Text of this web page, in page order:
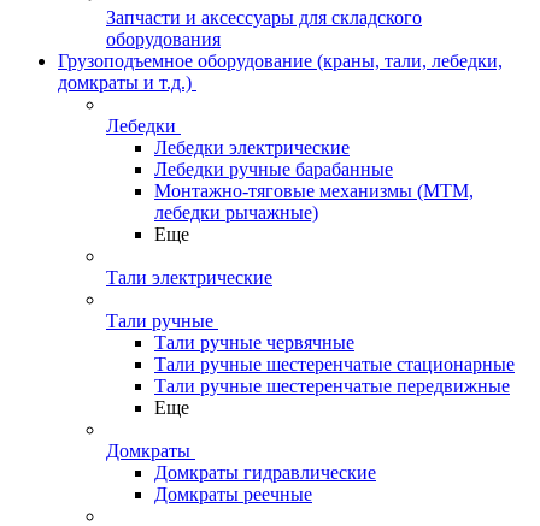
Запчасти и аксессуары для складского
оборудования
Грузоподъемное оборудование (краны, тали, лебедки,
домкраты и т.д.)
Лебедки
Лебедки электрические
Лебедки ручные барабанные
Монтажно-тяговые механизмы (МТМ,
лебедки рычажные)
Еще
Тали электрические
Тали ручные
Тали ручные червячные
Тали ручные шестеренчатые стационарные
Тали ручные шестеренчатые передвижные
Еще
Домкраты
Домкраты гидравлические
Домкраты реечные